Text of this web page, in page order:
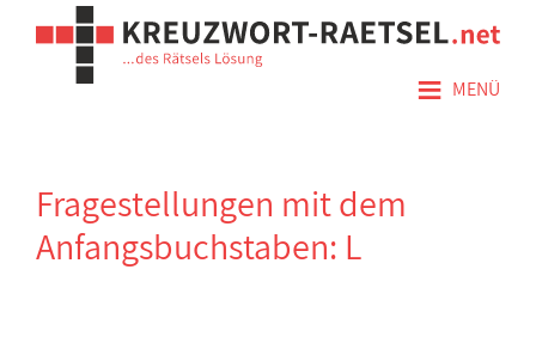
≡ MENÜ
Fragestellungen mit dem
Anfangsbuchstaben: L